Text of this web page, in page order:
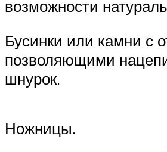
возможности
Бусинки или камни с
позволяющими
шнурок.
Ножницы.